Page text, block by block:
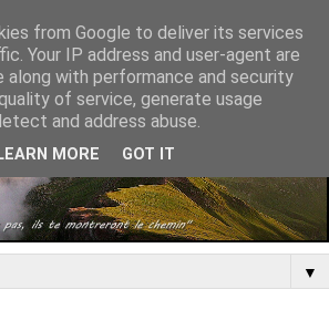
▼
from Google to deliver its services
Your IP address and user-agent are
along with performance and security
of service, generate usage
and address abuse.
LEARN MORE GOT IT